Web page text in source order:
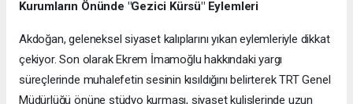
Kurumların Önünde "Gezici Kürsü" Eylemleri
Akdoğan, geleneksel siyaset kalıplarını yıkan eylemleriyle dikkat
çekiyor. Son olarak Ekrem İmamoğlu hakkındaki yargı
süreçlerinde muhalefetin sesinin kısıldığını belirterek TRT Genel
Müdürlüğü önüne stüdyo kurması, siyaset kulislerinde uzun